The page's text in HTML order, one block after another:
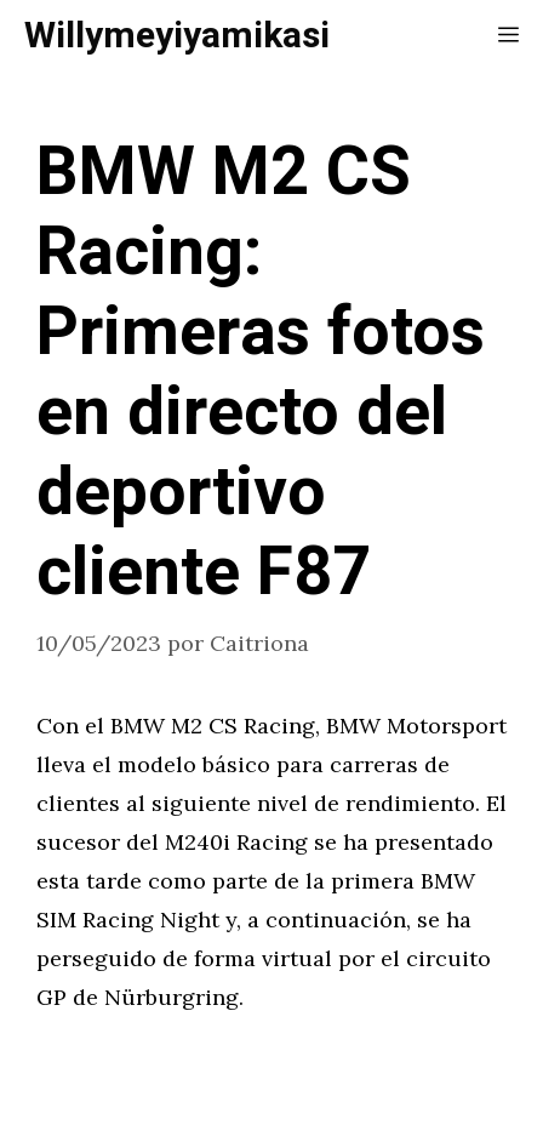
Saltar
Willymeyiyamikasi
BMW M2 CS
Racing:
Primeras fotos
en directo del
deportivo
cliente F87
10/05/2023 por Caitriona
Con el BMW M2 CS Racing, BMW Motorsport
lleva el modelo básico para carreras de
clientes al siguiente nivel de rendimiento. El
sucesor del M240i Racing se ha presentado
esta tarde como parte de la primera BMW
SIM Racing Night y, a continuación, se ha
perseguido de forma virtual por el circuito
GP de Nürburgring.